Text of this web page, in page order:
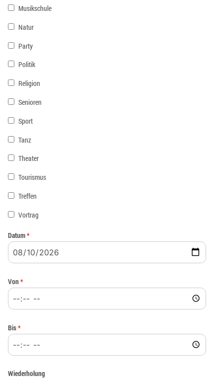
Musikschule
Natur
Party
Politik
Religion
Senioren
Sport
Tanz
Theater
Tourismus
Treffen
Vortrag
Datum*
Von*
Bis*
Wiederholung